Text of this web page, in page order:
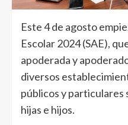
Este 4 de agosto
Escolar 2024 (SAE),
apoderada y
diversos
públicos y particulares
hijas e hijos.